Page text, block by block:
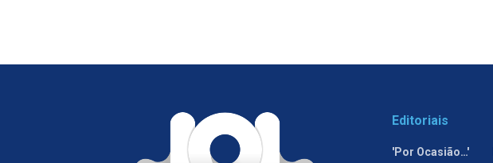
Editoriais
'Por Ocasião…'